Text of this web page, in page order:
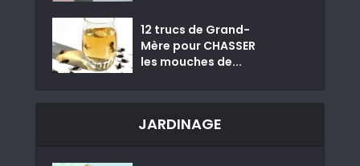
12 trucs de Grand-
Mère pour CHASSER
les mouches de...
JARDINAGE